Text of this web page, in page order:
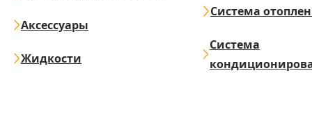
Аксессуары
Жидкости
Система
Система